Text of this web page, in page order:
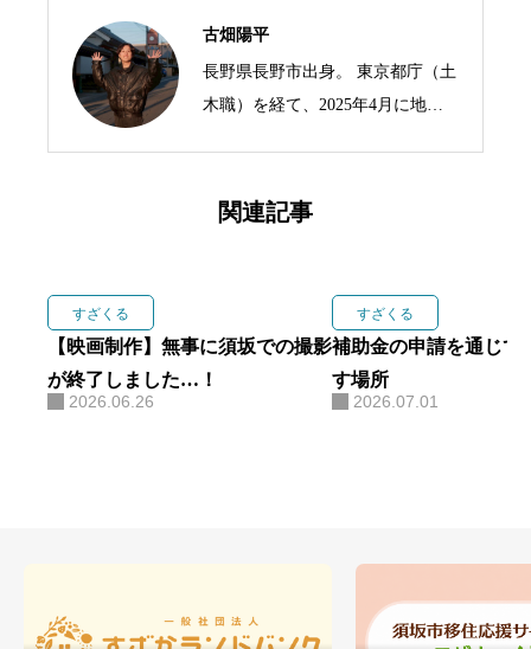
古畑陽平
長野県長野市出身。 東京都庁（土
木職）を経て、2025年4月に地域
家の蔵を改装した拠点整備やコー
実務経験の積み重ねを行っていま
す。 行政経験、法的な専門知識、
そして珈琲という事業面を活か
し、須坂市の蔵の町並みを未来へ
関連記事
すざくる
【映画制作】無事に須坂での撮影
が終了しました…！
2026.06.26
すざくる
補助金の申請を通じて
す場所
2026.07.01